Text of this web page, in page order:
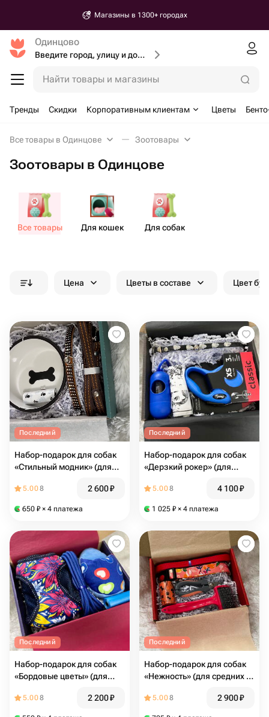
Магазины в 1300+ городах
Одинцово
Введите город, улицу и дом доставки
Найти товары и магазины
Тренды Скидки Корпоративным клиентам Цветы
Все товары в Одинцове Зоотовары
Зоотовары в Одинцове
Все товары Для кошек Для собак
Цена Цветы в составе Цвет
Последний
Набор-подарок для собак
«Стильный модник» (для
5.008 2 600₽
650 ₽ × 4 платежа
Последний
Набор-подарок для собак
«Дерзкий рокер» (для
5.008 4 100₽
1 025 ₽ × 4 платежа
Последний
Набор-подарок для собак
«Бордовые цветы» (для
5.008 2 200₽
Последний
Набор-подарок для собак
«Нежность» (для средних и
5.008 2 900₽